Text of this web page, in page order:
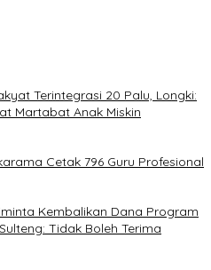
Terintegrasi 20 Palu, Longki:
Martabat Anak Miskin
Cetak 796 Guru Profesional
Kembalikan Dana Program
Tidak Boleh Terima